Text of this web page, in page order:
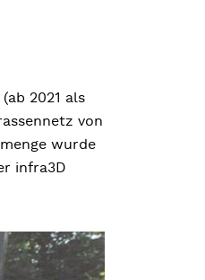
2021 als
von
wurde
infra3D